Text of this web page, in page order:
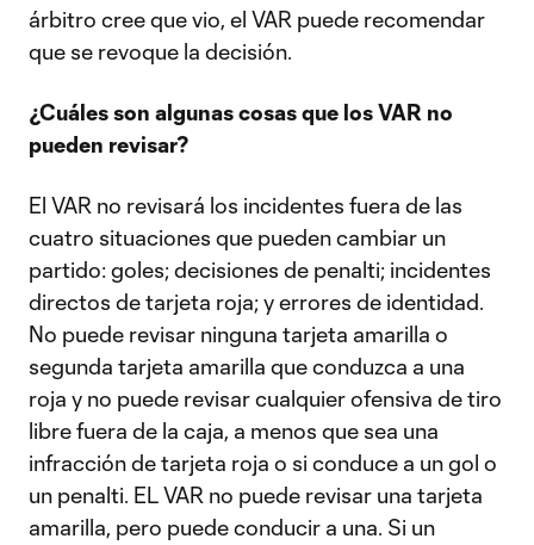
árbitro cree que vio, el VAR puede recomendar
que se revoque la decisión.
¿Cuáles son algunas cosas que los VAR no
pueden revisar?
El VAR no revisará los incidentes fuera de las
cuatro situaciones que pueden cambiar un
partido: goles; decisiones de penalti; incidentes
directos de tarjeta roja; y errores de identidad.
No puede revisar ninguna tarjeta amarilla o
segunda tarjeta amarilla que conduzca a una
roja y no puede revisar cualquier ofensiva de tiro
libre fuera de la caja, a menos que sea una
infracción de tarjeta roja o si conduce a un gol o
un penalti. EL VAR no puede revisar una tarjeta
amarilla, pero puede conducir a una. Si un